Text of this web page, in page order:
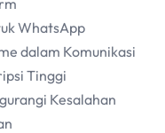
WhatsApp
dalam Komunikasi
Tinggi
Kesalahan